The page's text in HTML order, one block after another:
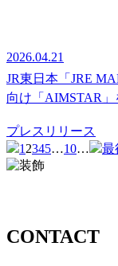
2026.04.21
JR東日本「JRE
向け「AIMSTAR」
プレスリリース
12345…10… 最
CONTACT